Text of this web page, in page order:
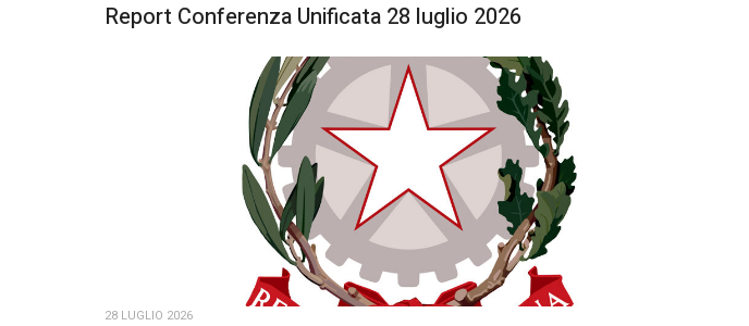
Report Conferenza Unificata 28 luglio 2026
28 LUGLIO 2026